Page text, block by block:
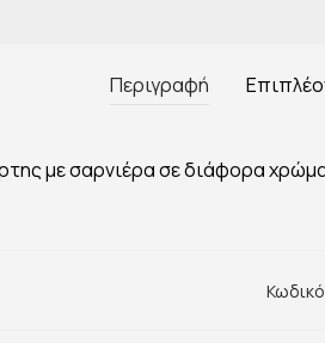
Περιγραφή
με σαρνιέρα σε διάφορα